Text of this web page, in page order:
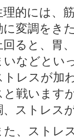
理的には、
に変調をき
回ると、胃
いなどとい
トレスが加
と戦います
、ストレス
た、ストレ